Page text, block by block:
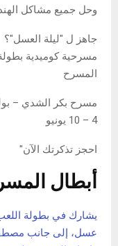
وحل جميع مشاكل
جاهز ل "ليلة العسل"؟
مسرحية كوميدية
المسرح
مسرح بكر الشدي –
4 – 10 يونيو
احجز تذكرتك الآن"
أبطال
يشارك في بطولة
عسل، إلى جانب